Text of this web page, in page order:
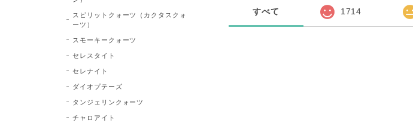
すべて 1714
スピリットクォーツ（カクタスクォ
ーツ）
スモーキークォーツ
セレスタイト
セレナイト
ダイオプテーズ
タンジェリンクォーツ
チャロアイト